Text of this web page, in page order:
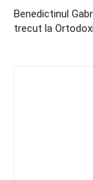
Benedictinul
trecut la